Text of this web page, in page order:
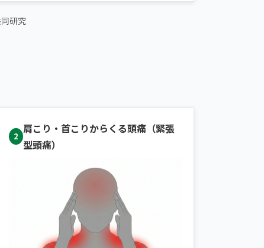
研究
ください
2
肩こり・首こりからくる頭痛（緊張
型頭痛）